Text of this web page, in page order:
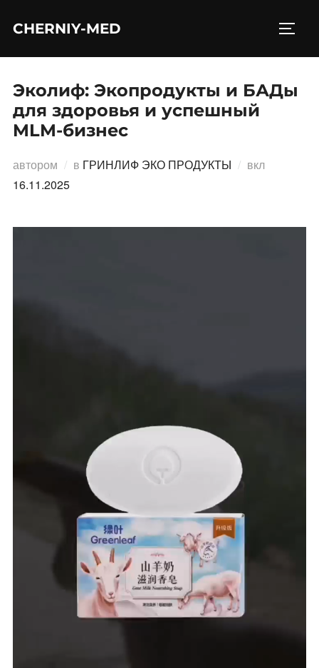
CHERNIY-MED
Эколиф: Экопродукты и БАДы
для здоровья и успешный
MLM-бизнес
автором в ГРИНЛИФ ЭКО ПРОДУКТЫ вкл
16.11.2025